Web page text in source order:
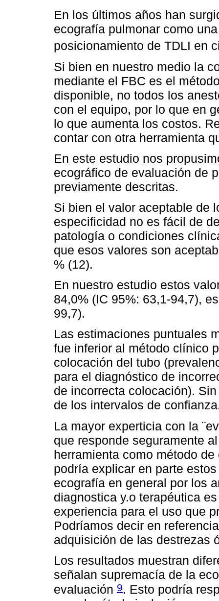
En los últimos años han
ecografía pulmonar como
posicionamiento de TDLI en
Si bien en nuestro medio la
mediante el FBC es el
disponible, no todos los
con el equipo, por lo que en
lo que aumenta los costos.
contar con otra herramienta
En este estudio nos
ecográfico de evaluación de
previamente descritas.
Si bien el valor aceptable de
especificidad no es fácil de
patología o condiciones
que esos valores son
% (12).
En nuestro estudio estos
84,0% (IC 95%: 63,1-94,7),
99,7).
Las estimaciones puntuales
fue inferior al método clínico
colocación del tubo
para el diagnóstico de
de incorrecta colocación).
de los intervalos de
La mayor experticia con la
que responde seguramente
herramienta como método
podría explicar en parte
ecografía en general por los
diagnostica y.o terapéutica
experiencia para el uso que
Podríamos decir en
adquisición de las destrezas
Los resultados muestran
señalan supremacía de la
evaluación 9. Esto podría